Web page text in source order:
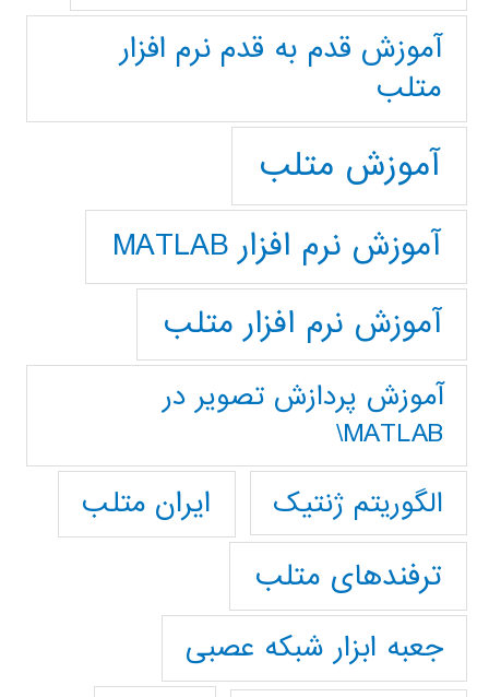
آموزش قدم به قدم نرم افزار
متلب
آموزش متلب
آموزش نرم افزار MATLAB
آموزش نرم افزار متلب
آموزش پردازش تصوير در
MATLAB\
الگوریتم ژنتیک
ایران متلب
ترفندهای متلب
جعبه ابزار شبکه عصبی